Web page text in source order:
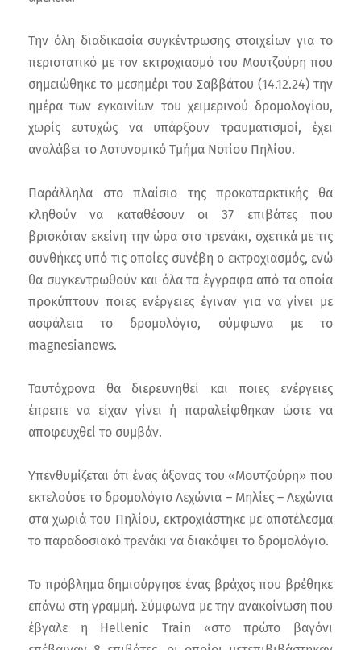
Την όλη διαδικασία συγκέντρωσης στοιχείων για το
περιστατικό με τον εκτροχιασμό του Μουτζούρη που
σημειώθηκε το μεσημέρι του Σαββάτου (14.12.24) την
ημέρα των εγκαινίων του χειμερινού δρομολογίου,
χωρίς ευτυχώς να υπάρξουν τραυματισμοί, έχει
αναλάβει το Αστυνομικό Τμήμα Νοτίου Πηλίου.
Παράλληλα στο πλαίσιο της προκαταρκτικής θα
κληθούν να καταθέσουν οι 37 επιβάτες που
βρισκόταν εκείνη την ώρα στο τρενάκι, σχετικά με τις
συνθήκες υπό τις οποίες συνέβη ο εκτροχιασμός, ενώ
θα συγκεντρωθούν και όλα τα έγγραφα από τα οποία
προκύπτουν ποιες ενέργειες έγιναν για να γίνει με
ασφάλεια το δρομολόγιο, σύμφωνα με το
magnesianews.
Ταυτόχρονα θα διερευνηθεί και ποιες ενέργειες
έπρεπε να είχαν γίνει ή παραλείφθηκαν ώστε να
αποφευχθεί το συμβάν.
Υπενθυμίζεται ότι ένας άξονας του «Μουτζούρη» που
εκτελούσε το δρομολόγιο Λεχώνια – Μηλίες – Λεχώνια
στα χωριά του Πηλίου, εκτροχιάστηκε με αποτέλεσμα
το παραδοσιακό τρενάκι να διακόψει το δρομολόγιο.
Το πρόβλημα δημιούργησε ένας βράχος που βρέθηκε
επάνω στη γραμμή. Σύμφωνα με την ανακοίνωση που
έβγαλε η Hellenic Train «στο πρώτο βαγόνι